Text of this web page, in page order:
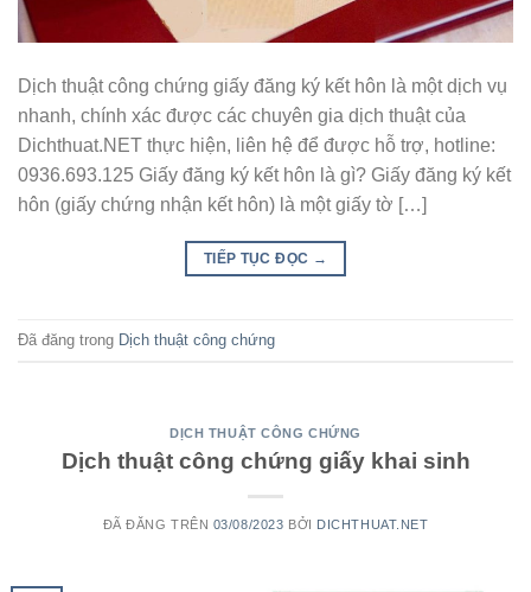
Dịch thuật công chứng giấy đăng ký kết hôn là một dịch vụ
nhanh, chính xác được các chuyên gia dịch thuật của
Dichthuat.NET thực hiện, liên hệ để được hỗ trợ, hotline:
0936.693.125 Giấy đăng ký kết hôn là gì? Giấy đăng ký kết
hôn (giấy chứng nhận kết hôn) là một giấy tờ […]
TIẾP TỤC ĐỌC →
Đã đăng trong Dịch thuật công chứng
DỊCH THUẬT CÔNG CHỨNG
Dịch thuật công chứng giấy khai sinh
ĐÃ ĐĂNG TRÊN 03/08/2023 BỞI DICHTHUAT.NET